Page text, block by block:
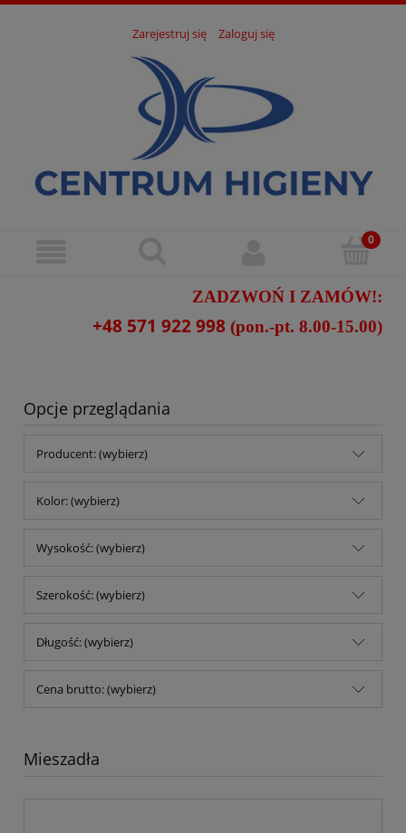
Zarejestruj się Zaloguj się
ZADZWOŃ I ZAMÓW!:
+48 571 922 998 (pon.-pt. 8.00-15.00)
Opcje przeglądania
Producent: (wybierz)
Kolor: (wybierz)
Wysokość: (wybierz)
Szerokość: (wybierz)
Długość: (wybierz)
Cena brutto: (wybierz)
Mieszadła